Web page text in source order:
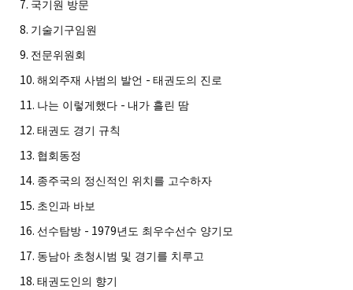
7. 국기원 방문
8. 기술기구임원
9. 전문위원회
10. 해외주재 사범의 발언 - 태권도의 진로
11. 나는 이렇게했다 - 내가 흘린 땀
12. 태권도 경기 규칙
13. 협회동정
14. 종주국의 정신적인 위치를 고수하자
15. 초인과 바보
16. 선수탐방 - 1979년도 최우수선수 양기모
17. 동남아 초청시범 및 경기를 치루고
18. 태권도인의 향기